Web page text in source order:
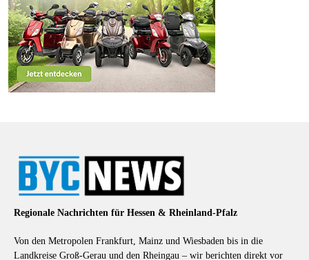
Regionale Nachrichten für Hessen & Rheinland-Pfalz
Von den Metropolen Frankfurt, Mainz und Wiesbaden bis in die
Landkreise Groß-Gerau und den Rheingau – wir berichten direkt vor